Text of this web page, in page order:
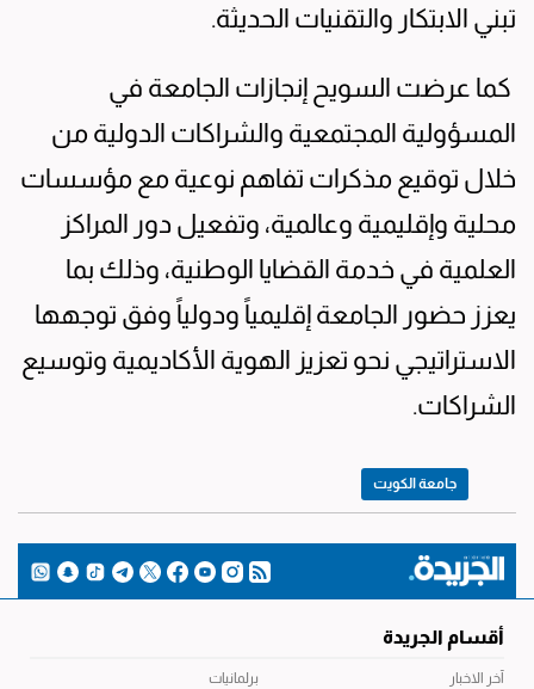
تبني الابتكار والتقنيات الحديثة.
كما عرضت السويح إنجازات الجامعة في
المسؤولية المجتمعية والشراكات الدولية من
خلال توقيع مذكرات تفاهم نوعية مع مؤسسات
محلية وإقليمية وعالمية، وتفعيل دور المراكز
العلمية في خدمة القضايا الوطنية، وذلك بما
يعزز حضور الجامعة إقليمياً ودولياً وفق توجهها
الاستراتيجي نحو تعزيز الهوية الأكاديمية وتوسيع
الشراكات.
جامعة الكويت
أقسام الجريدة
آخر الاخبار
برلمانيات